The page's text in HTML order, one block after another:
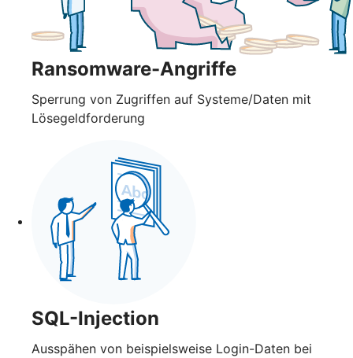
Ransomware-Angriffe
Sperrung von Zugriffen auf Systeme/Daten mit
Lösegeldforderung
SQL-Injection
Ausspähen von beispielsweise Login-Daten bei